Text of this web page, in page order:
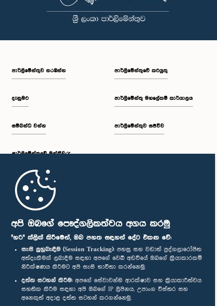
අපි ඔබගේ පෞද්ගලිකත්වය අගය කරමු
"හරි" ක්ලික් කිරීමෙන්, ඔබ පහත සඳහන් දේට එකඟ වේ:
සැසි ලුහුබැඳීම (Session Tracking): පහසු සහ වඩාත් පුද්ගලාරෝපිත
අත්දැකීමක් ලබාදීම සඳහා අපගේ වෙබ් අඩවියේ ඔබගේ ක්‍රියාකාරකම්
නිරීක්ෂණය කිරීමට අපි සැසි භාවිතා කරන්නෙමු.
දත්ත සටහන් කිරීම: අපගේ සේවාවන්හි ආරක්ෂාව සහ ක්‍රියාකාරීත්වය
සහතික කිරීම සඳහා අපි ඔබගේ IP ලිපිනය, උපාංග විස්තර සහ
අනෙකුත් අදාළ දත්ත සටහන් කරගන්නෙමු.
ගරු පද්මසිරි බණ්ඩාර මහතා, පා.ම.
ගරු එම්.එස්. අබ්දුල් වාහිද් මහතා, පා.ම.
පාර්ලි‌මේන්තුව නරඹන්න
දැනුමට
සම්බන්ධ වන්න
පාර්ලි‌මේන්තුවේ මන්ත්‍රීවරු
මුල් පිටුව
පාර්ලිමේන්තුවේ කටයුතු
පාර්ලිමේන්තු මහලේකම් කාර්යාලය
පාර්ලිමේන්තුව සජීවීව
පාර්ලිමේන්තු ජංගම යෙදුම
අප හා සම්බන්ධ වී සිටින්න :